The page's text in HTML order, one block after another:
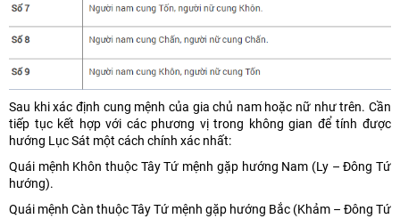
Sau khi xác định cung mệnh của gia chủ nam hoặc nữ như trên. Cần
tiếp tục kết hợp với các phương vị trong không gian để tính được
hướng Lục Sát một cách chính xác nhất:
Quái mệnh Khôn thuộc Tây Tứ mệnh gặp hướng Nam (Ly – Đông Tứ
hướng).
Quái mệnh Càn thuộc Tây Tứ mệnh gặp hướng Bắc (Khảm – Đông Tứ